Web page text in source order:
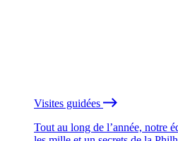
Visites guidées
Tout au long de l’année, notre